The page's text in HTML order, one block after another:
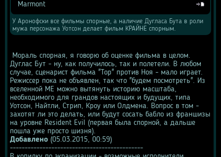
Marmont
У Аронофски все фильмы спорные, а наличие Дугласа Бута в роли
мужа персонажа Уотсон делает фильм КРАЙНЕ спорным.
Дуглас Бут - ну, как получилось, так и полетели. В любом
случае, сценарист фильма "Тор" против Ноя - мало играет.
Режиссер пока не объявлен, так что "будем посмотреть". Из
вселенной ME можно вытянуть историю масштаба,
необходимого для грандов настоящих и будущих, типа
Уотсон, Найтли, Стрип, Кроу или Олдмена. Вопрос в том -
захотят ли это делать, или будут сосать бабло из франшизы
на уровне Resident Evil (первая была спорной, а дальше
пошла уже просто шизня).
Добавлено (05.03.2015, 00:59)
---------------------------------------------